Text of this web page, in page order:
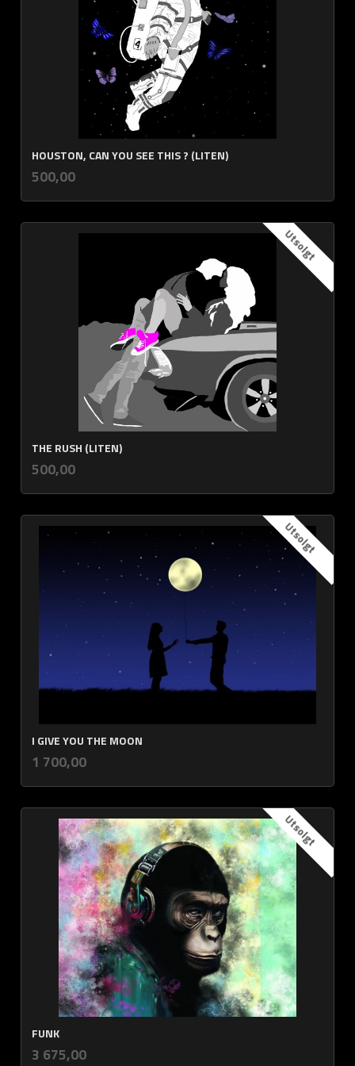
HOUSTON, CAN YOU SEE THIS ? (LITEN)
Pris
500,00mva.
THE RUSH (LITEN)
Utsolgt
Pris
500,00mva.
I GIVE YOU THE MOON
Utsolgt
Pris
1 700,00mva.
FUNK
Utsolgt
Pris
3 675,00mva.